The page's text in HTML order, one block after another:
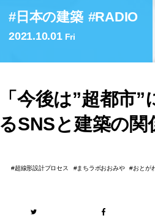
日本の建築 RADIO
2021.10.01 Fri
「今後は”超都市
るSNSと建築の
超線形設計プロセス まちラボおおみや おとが